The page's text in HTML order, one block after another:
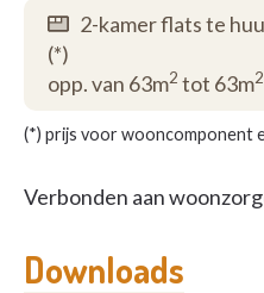
2-kamer flats te
(*)
opp. van 63m2 tot 63m2
(*) prijs voor wooncomponent
Verbonden aan
Downloads